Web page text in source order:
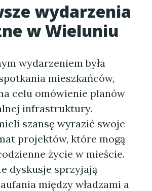
wydarzenia
w Wieluniu
wydarzeniem była
mieszkańców,
celu omówienie planów
infrastruktury.
szansę wyrazić swoje
projektów, które mogą
życie w mieście.
dyskusje sprzyjają
między władzami a